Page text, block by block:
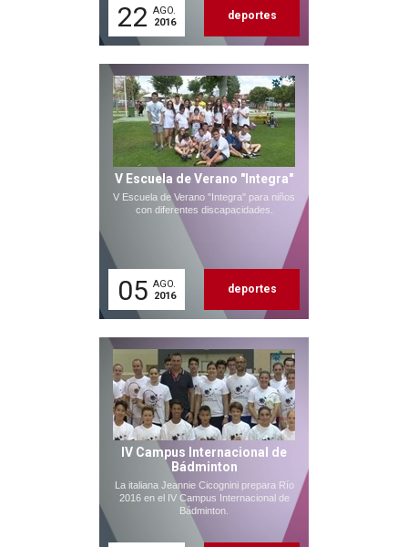
22 AGO.
2016
deportes
V Escuela de Verano "Integra"
V Escuela de Verano "Integra" para niños
con diferentes discapacidades.
05 AGO.
2016
deportes
IV Campus Internacional de
Bádminton
La italiana Jeannie Cicognini prepara Río
2016 en el IV Campus Internacional de
Bádminton.